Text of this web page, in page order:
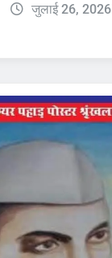
जुलाई 26, 2026